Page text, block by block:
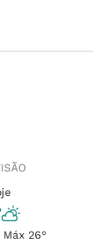
26°